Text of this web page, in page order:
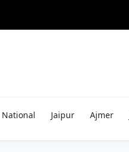
National Jaipur Ajmer